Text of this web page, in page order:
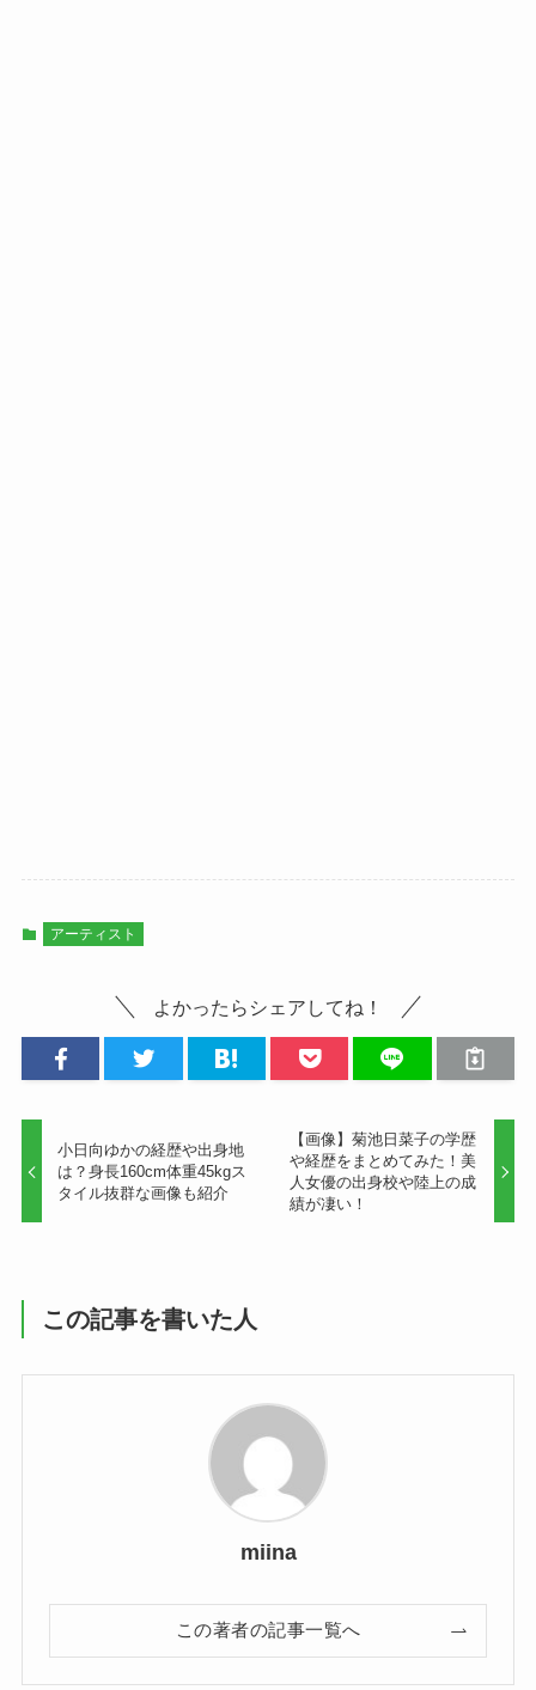
アーティスト
よかったらシェアしてね！
小日向ゆかの経歴や出身地
は？身長160cm体重45kgス
タイル抜群な画像も紹介
【画像】菊池日菜子の学歴
や経歴をまとめてみた！美
人女優の出身校や陸上の成
績が凄い！
この記事を書いた人
miina
この著者の記事一覧へ